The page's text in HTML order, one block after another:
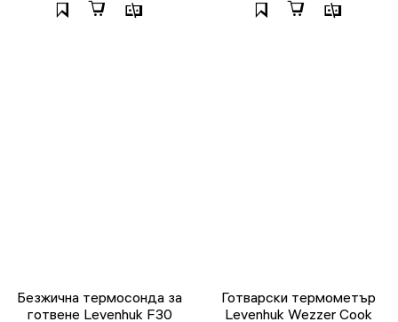
Безжична термосонда за
готвене Levenhuk F30
Готварски термометър
Levenhuk Wezzer Cook